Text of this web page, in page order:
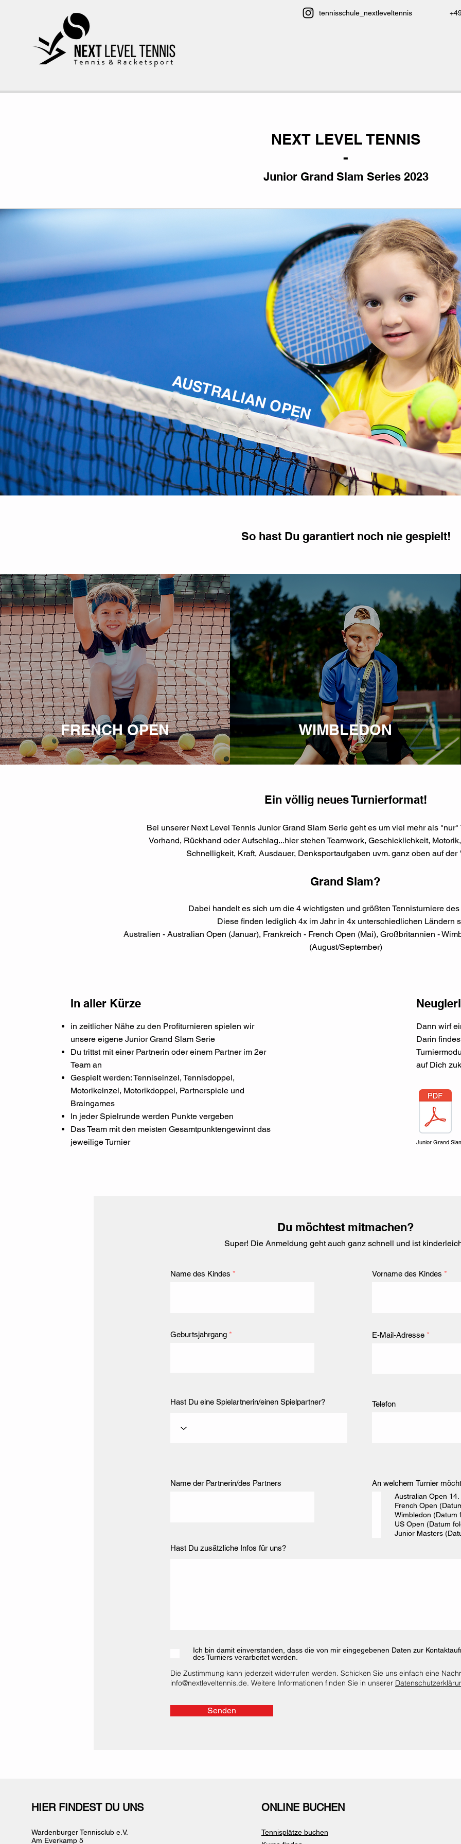
tennisschule_nextleveltennis
NEXT LEVEL TENNIS
-
Junior Grand Slam Series 2023
AUSTRALIAN OPEN
So hast Du garantiert noch nie gespielt!
FRENCH OPEN WIMBLEDON
Ein völlig neues Turnierformat!
Bei unserer Next Level Tennis Junior Grand Slam Serie geht es um viel mehr als
Vorhand, Rückhand oder Aufschlag...hier stehen Teamwork, Geschicklichkeit,
Schnelligkeit, Kraft, Ausdauer, Denksportaufgaben uvm. ganz oben auf der
Grand Slam?
Dabei handelt es sich um die 4 wichtigsten und größten Tennisturniere
Diese finden lediglich 4x im Jahr in 4x unterschiedlichen Ländern
Australien - Australian Open (Januar), Frankreich - French Open (Mai), Großbritannien -
(August/September)
In aller Kürze
in zeitlicher Nähe zu den Profiturnieren spielen wir
unsere eigene Junior Grand Slam Serie
Du trittst mit einer Partnerin oder einem Partner im 2er
Team an
Gespielt werden: Tenniseinzel, Tennisdoppel,
Motorikeinzel, Motorikdoppel, Partnerspiele und
Braingames
In jeder Spielrunde werden Punkte vergeben
Das Team mit den meisten Gesamtpunktengewinnt das
jeweilige Turnier
Dann wirf
Darin
auf Dich
Junior Grand
Du möchtest mitmachen?
Super! Die Anmeldung geht auch ganz schnell und ist
Name des Kindes
Geburtsjahrgang
Hast Du eine Spielartnerin/einen Spielpartner?
Name der Partnerin/des Partners
Vorname des Kindes
E-Mail-Adresse
Telefon
An welchem Turnier
Australian Open
French Open
Wimbledon (Datum
US Open (Datum
Junior Masters
Hast Du zusätzliche Infos für uns?
Ich bin damit einverstanden, dass die von mir eingegebenen Daten zur
des Turniers verarbeitet werden.
Die Zustimmung kann jederzeit widerrufen werden. Schicken Sie uns einfach eine
info@nextleveltennis.de. Weitere Informationen finden Sie in unserer
Senden
HIER FINDEST DU UNS
Wardenburger Tennisclub e.V.
Am Everkamp 5
ONLINE BUCHEN
Tennisplätze buchen